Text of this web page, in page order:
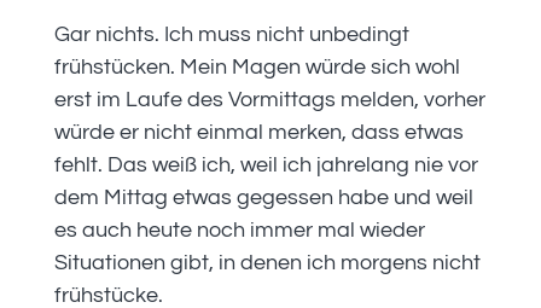
Gar nichts. Ich muss nicht unbedingt
frühstücken. Mein Magen würde sich wohl
erst im Laufe des Vormittags melden, vorher
würde er nicht einmal merken, dass etwas
fehlt. Das weiß ich, weil ich jahrelang nie vor
dem Mittag etwas gegessen habe und weil
es auch heute noch immer mal wieder
Situationen gibt, in denen ich morgens nicht
frühstücke.